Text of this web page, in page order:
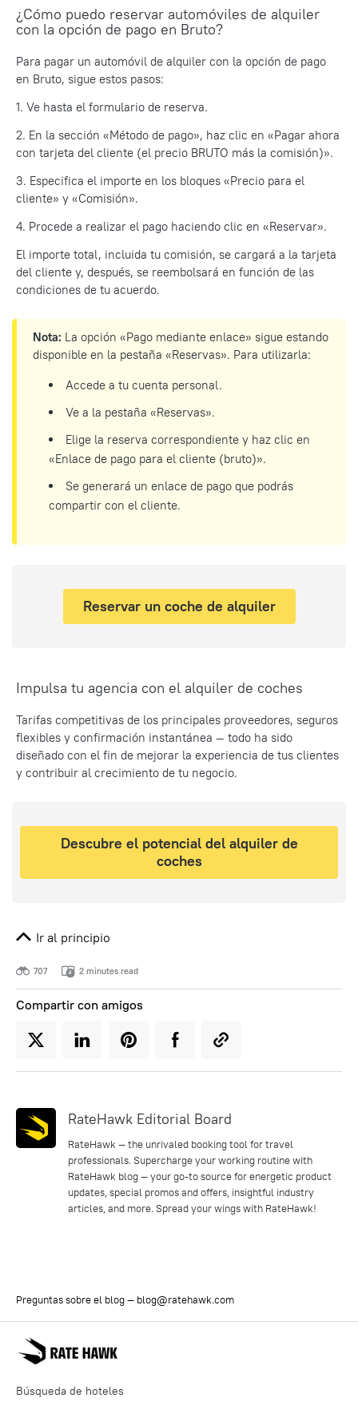
¿Cómo puedo reservar automóviles de alquiler
con la opción de pago en Bruto?
Para pagar un automóvil de alquiler con la opción de pago
en Bruto, sigue estos pasos:
1. Ve hasta el formulario de reserva.
2. En la sección «Método de pago», haz clic en «Pagar ahora
con tarjeta del cliente (el precio BRUTO más la comisión)».
3. Especifica el importe en los bloques «Precio para el
cliente» y «Comisión».
4. Procede a realizar el pago haciendo clic en «Reservar».
El importe total, incluida tu comisión, se cargará a la tarjeta
del cliente y, después, se reembolsará en función de las
condiciones de tu acuerdo.
Nota: La opción «Pago mediante enlace» sigue estando
disponible en la pestaña «Reservas». Para utilizarla:
Accede a tu cuenta personal.
Ve a la pestaña «Reservas».
Elige la reserva correspondiente y haz clic en
«Enlace de pago para el cliente (bruto)».
Se generará un enlace de pago que podrás
compartir con el cliente.
Reservar un coche de alquiler
Impulsa tu agencia con el alquiler de coches
Tarifas competitivas de los principales proveedores, seguros
flexibles y confirmación instantánea — todo ha sido
diseñado con el fin de mejorar la experiencia de tus clientes
y contribuir al crecimiento de tu negocio.
Descubre el potencial del alquiler de
coches
Ir al principio
707 2 minutes read
Compartir con amigos
RateHawk Editorial Board
RateHawk — the unrivaled booking tool for travel
professionals. Supercharge your working routine with
RateHawk blog — your go-to source for energetic product
updates, special promos and offers, insightful industry
articles, and more. Spread your wings with RateHawk!
Búsqueda de hoteles
Preguntas sobre el blog — blog@ratehawk.com